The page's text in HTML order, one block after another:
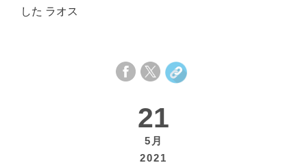
した ラオス
21
5月
2021